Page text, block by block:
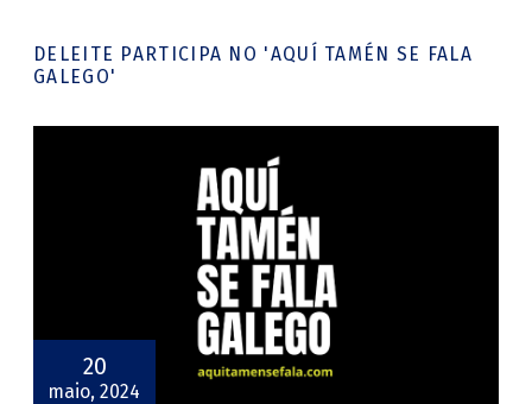
DELEITE PARTICIPA NO 'AQUÍ TAMÉN SE FALA
GALEGO'
20
maio, 2024